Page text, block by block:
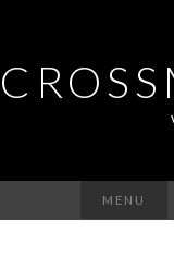
MENU